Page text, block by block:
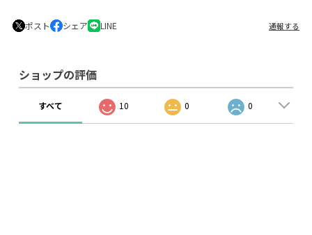
ポスト シェア LINE 通報する
ショップの評価
すべて 10 0 0